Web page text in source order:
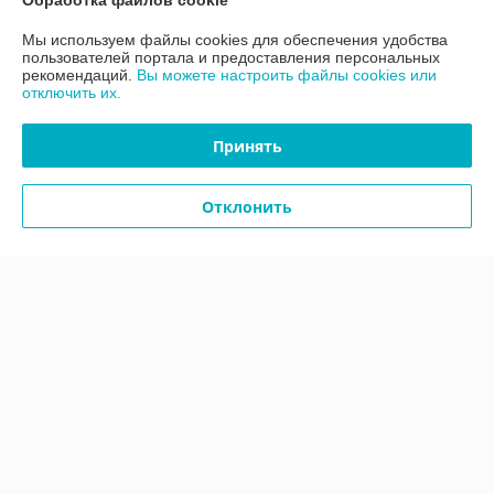
Контакты
Доставка и оплата
Мы используем файлы cookies для обеспечения удобства
пользователей портала и предоставления персональных
рекомендаций. Вы можете настроить файлы cookies или
отключить их.
Принять
Отклонить